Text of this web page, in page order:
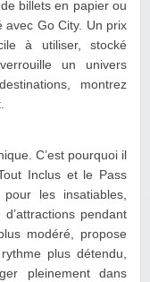
billets en papier ou
avec Go City. Un prix
à utiliser, stocké
un univers
montrez
C’est pourquoi il
Inclus et le Pass
les insatiables,
pendant
modéré, propose
plus détendu,
pleinement dans